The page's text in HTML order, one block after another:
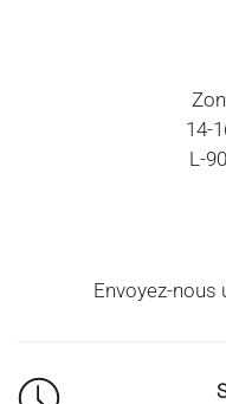
14-
L-
Envoyez-nous